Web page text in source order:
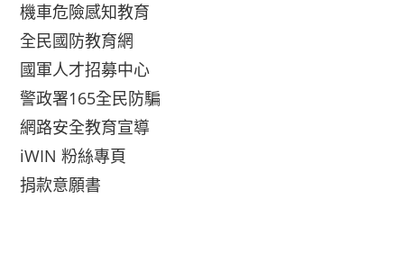
機車危險感知教育
全民國防教育網
國軍人才招募中心
警政署165全民防騙
網路安全教育宣導
iWIN 粉絲專頁
捐款意願書